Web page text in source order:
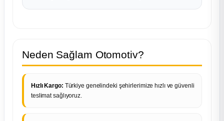
Neden Sağlam Otomotiv?
Hızlı Kargo: Türkiye genelindeki şehirlerimize hızlı ve güvenli
teslimat sağlıyoruz.